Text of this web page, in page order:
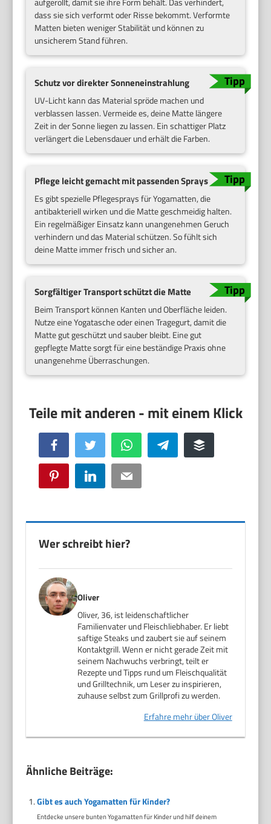
dass sie sich verformt oder Risse bekommt. Verformte
Matten bieten weniger Stabilität und können zu
unsicherem Stand führen.
Schutz vor direkter Sonneneinstrahlung
UV-Licht kann das Material spröde machen und
verblassen lassen. Vermeide es, deine Matte längere
Zeit in der Sonne liegen zu lassen. Ein schattiger Platz
verlängert die Lebensdauer und erhält die Farben.
Pflege leicht gemacht mit passenden Sprays
Es gibt spezielle Pflegesprays für Yogamatten, die
antibakteriell wirken und die Matte geschmeidig halten.
Ein regelmäßiger Einsatz kann unangenehmen Geruch
verhindern und das Material schützen. So fühlt sich
deine Matte immer frisch und sicher an.
Sorgfältiger Transport schützt die Matte
Beim Transport können Kanten und Oberfläche leiden.
Nutze eine Yogatasche oder einen Tragegurt, damit die
Matte gut geschützt und sauber bleibt. Eine gut
gepflegte Matte sorgt für eine beständige Praxis ohne
unangenehme Überraschungen.
Facebook Twitter WhatsApp Telegram Buffer
Pinterest LinkedIn Email
Wer schreibt hier?
Oliver
Oliver, 36, ist leidenschaftlicher
Familienvater und Fleischliebhaber. Er liebt
saftige Steaks und zaubert sie auf seinem
Kontaktgrill. Wenn er nicht gerade Zeit mit
seinem Nachwuchs verbringt, teilt er
Rezepte und Tipps rund um Fleischqualität
und Grilltechnik, um Leser zu inspirieren,
zuhause selbst zum Grillprofi zu werden.
Erfahre mehr über Oliver
Ähnliche Beiträge:
Gibt es auch Yogamatten für Kinder?
Entdecke unsere bunten Yogamatten für Kinder und hilf deinem